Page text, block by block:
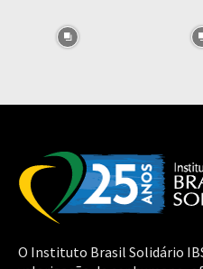
O Instituto Brasil Solidário